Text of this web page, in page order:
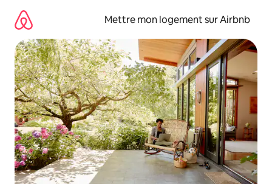
directement
contenu
Mettre mon logement sur Airbnb